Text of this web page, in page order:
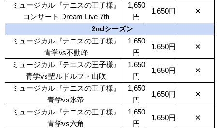
ミュージカル『テニスの王子様』
コンサート Dream Live 7th
1,650
円
1,650円 ✕
2ndシーズン
ミュージカル『テニスの王子様』
青学vs不動峰
1,650
円
1,650円 ✕
ミュージカル『テニスの王子様』
青学vs聖ルドルフ・山吹
1,650
円
1,650円 ✕
ミュージカル『テニスの王子様』
青学vs氷帝
1,650
円
1,650円 ✕
ミュージカル『テニスの王子様』
青学vs六角
1,650
円
1,650円 ✕